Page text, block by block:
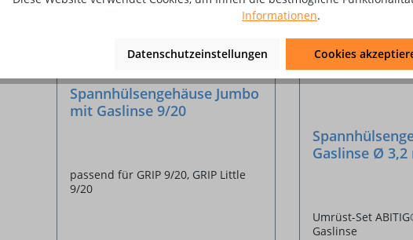
Spannhülsengehäuse Jumbo
mit Gaslinse 9/20
passend für GRIP 9/20, GRIP Little
9/20
Gaslinse Ø
Umrüst-Set
Gaslinse
Informationen.
Datenschutzeinstellungen Cookies